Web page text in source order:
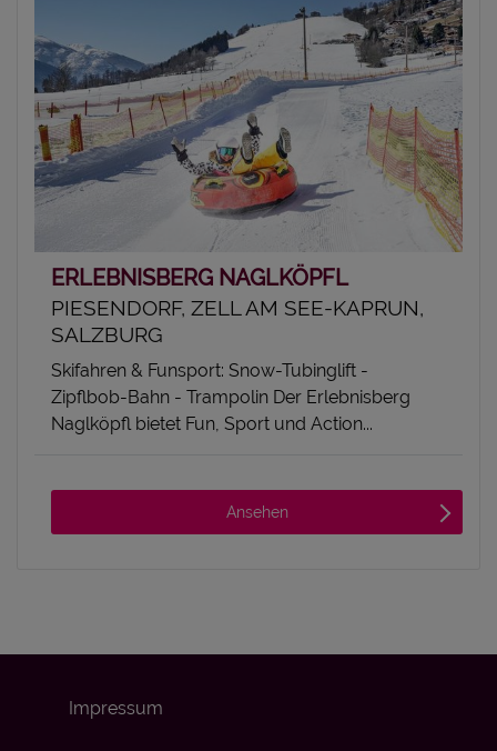
ERLEBNISBERG NAGLKÖPFL
PIESENDORF, ZELL AM SEE-KAPRUN,
SALZBURG
Skifahren & Funsport: Snow-Tubinglift -
Zipflbob-Bahn - Trampolin Der Erlebnisberg
Naglköpfl bietet Fun, Sport und Action...
Ansehen
Impressum